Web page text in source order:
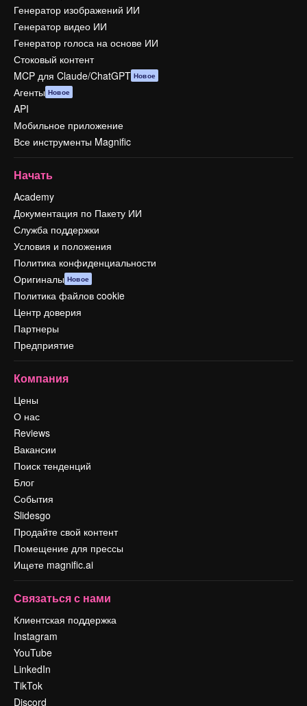
Генератор изображений ИИ
Генератор видео ИИ
Генератор голоса на основе ИИ
Стоковый контент
MCP для Claude/ChatGPT Новое
Агенты Новое
API
Мобильное приложение
Все инструменты Magnific
Начать
Academy
Документация по Пакету ИИ
Служба поддержки
Условия и положения
Политика конфиденциальности
Оригиналы Новое
Политика файлов cookie
Центр доверия
Партнеры
Предприятие
Компания
Цены
О нас
Reviews
Вакансии
Поиск тенденций
Блог
События
Slidesgo
Продайте свой контент
Помещение для прессы
Ищете magnific.ai
Связаться с нами
Клиентская поддержка
Instagram
YouTube
LinkedIn
TikTok
Discord